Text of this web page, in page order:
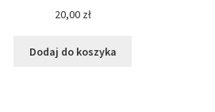
20,00 zł
Dodaj do koszyka